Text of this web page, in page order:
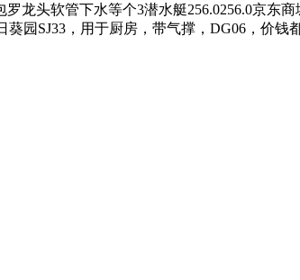
龙头软管下水等个3潜水艇256.0256.0京东
园SJ33，用于厨房，带气撑，DG06，价钱